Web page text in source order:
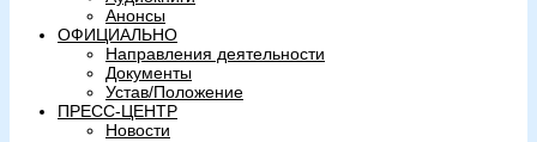
Анонсы
ОФИЦИАЛЬНО
Направления деятельности
Документы
Устав/Положение
ПРЕСС-ЦЕНТР
Новости